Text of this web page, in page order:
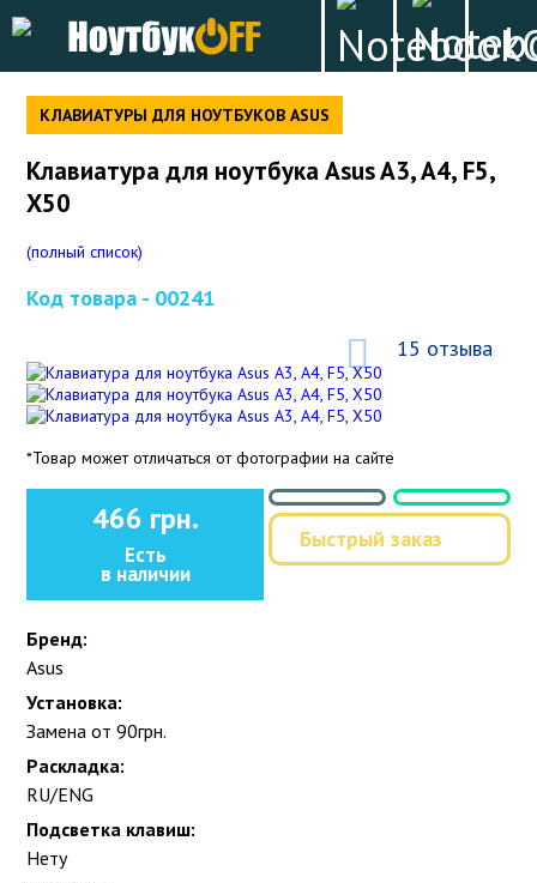
КЛАВИАТУРЫ ДЛЯ НОУТБУКОВ ASUS
Клавиатура для ноутбука Asus A3, A4, F5,
X50
(полный список)
Код товара - 00241
15 отзыва
*Товар может отличаться от фотографии на сайте
466 грн.
Есть
в наличии
Быстрый заказ
Бренд:
Asus
Установка:
Замена от 90грн.
Раскладка:
RU/ENG
Подсветка клавиш:
Нету